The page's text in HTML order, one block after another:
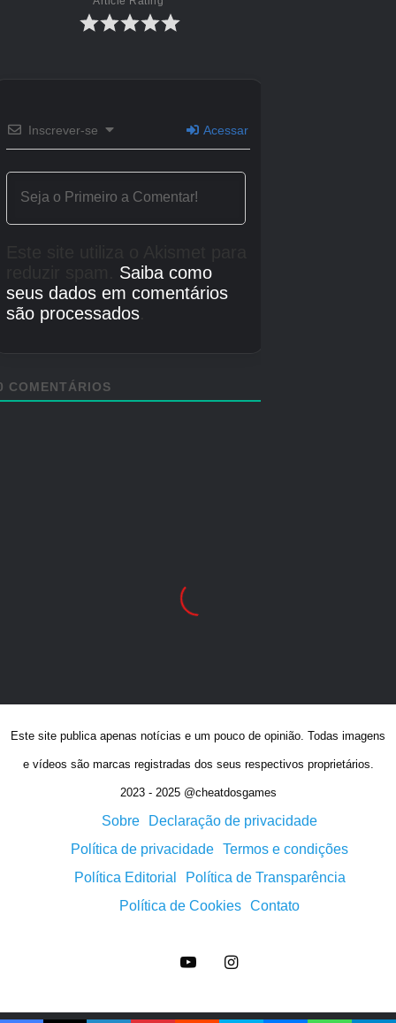
Este site publica apenas notícias e um pouco de opinião. Todas imagens
e vídeos são marcas registradas dos seus respectivos proprietários.
2023 - 2025 @cheatdosgames
Sobre
Declaração de privacidade
Política de privacidade Termos e condições
Política Editorial
Política de Transparência
Política de Cookies Contato
YouTubeInstagram